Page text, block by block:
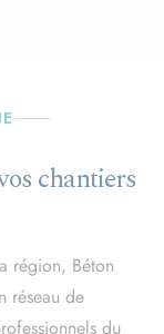
chantiers
région, Béton
réseau de
du